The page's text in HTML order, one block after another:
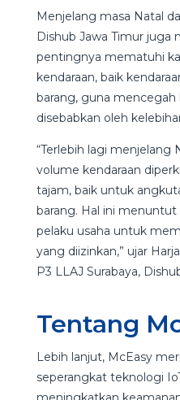
Menjelang masa Natal
Dishub Jawa Timur juga
pentingnya mematuhi
kendaraan, baik
barang, guna mencegah
disebabkan oleh
“Terlebih lagi menjelang
volume kendaraan
tajam, baik untuk
barang. Hal ini menuntut
pelaku usaha untuk
yang diizinkan,” ujar
P3 LLAJ Surabaya,
Tentang
Lebih lanjut, McEasy
seperangkat teknologi